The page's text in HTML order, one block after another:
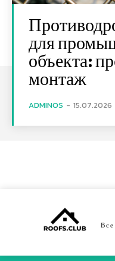
для
объекта:
монтаж
ADMINOS - 15.07.2026